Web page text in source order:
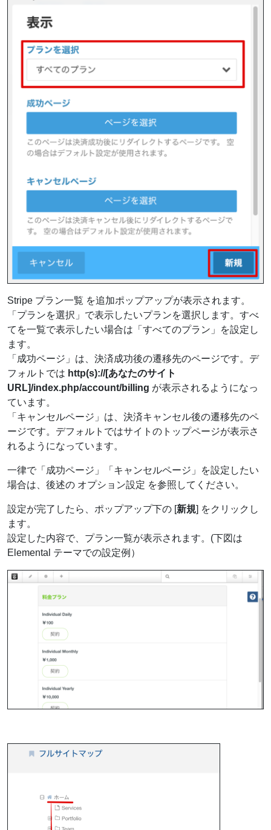
Stripe プラン一覧 を追加ポップアップが表示されます。
「プランを選択」で表示したいプランを選択します。すべ
てを一覧で表示したい場合は「すべてのプラン」を設定し
ます。
「成功ページ」は、決済成功後の遷移先のページです。デ
フォルトでは http(s)://[あなたのサイト
URL]/index.php/account/billing が表示されるようになっ
ています。
「キャンセルページ」は、決済キャンセル後の遷移先のペ
ージです。デフォルトではサイトのトップページが表示さ
れるようになっています。
一律で「成功ページ」「キャンセルページ」を設定したい
場合は、後述の オプション設定 を参照してください。
設定が完了したら、ポップアップ下の [新規] をクリックし
ます。
設定した内容で、プラン一覧が表示されます。(下図は
Elemental テーマでの設定例）